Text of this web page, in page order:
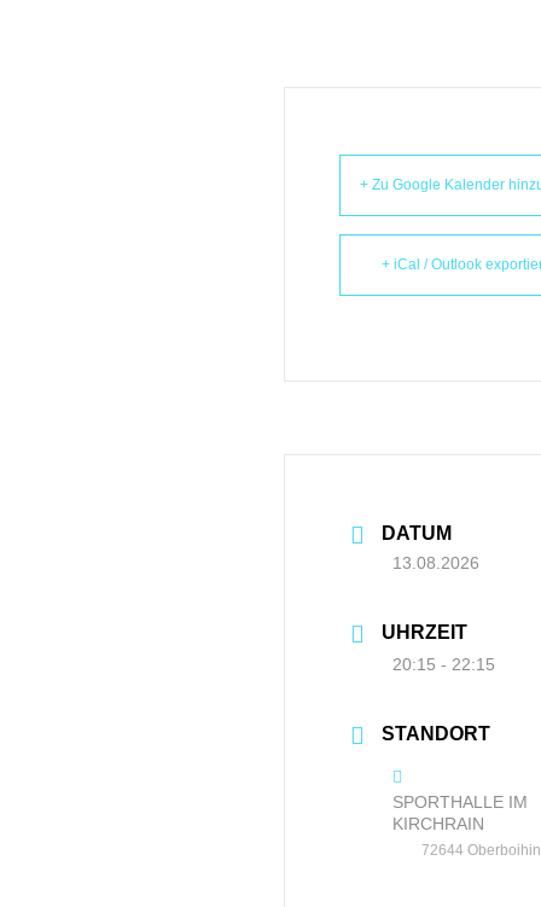
+ Zu Google Kalender
+ iCal / Outlook
DATUM
13.08.2026
UHRZEIT
20:15 - 22:15
STANDORT
SPORTHALLE IM
KIRCHRAIN
72644